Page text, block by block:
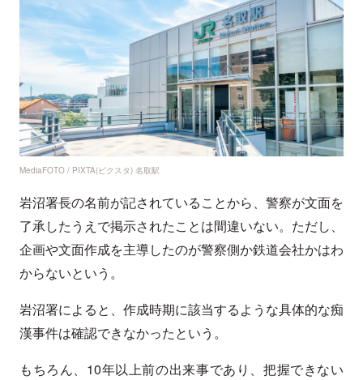
MediaFOTO / PIXTA(ピクスタ) 名取駅
岩沼署長の名前が記されていることから、警察が文面を
了承したうえで掲示されたことは間違いない。ただし、
企画や文面作成を主導したのが警察側か鉄道会社かはわ
からないという。
岩沼署によると、作成時期に該当するような具体的な痴
漢事件は確認できなかったという。
もちろん、10年以上前の出来事であり、把握できない